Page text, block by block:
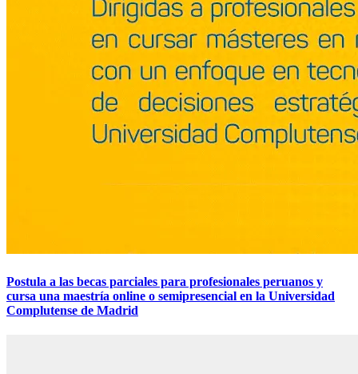
Postula a las becas parciales para profesionales peruanos y
cursa una maestría online o semipresencial en la Universidad
Complutense de Madrid